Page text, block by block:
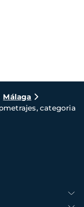
Málaga
categoria